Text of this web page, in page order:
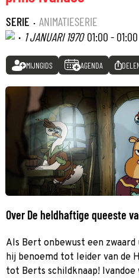
SERIE · ANIMATIESERIE
· 1 JANUARI 1970 01:00 - 01:00
MIJNGIDS AGENDA
Over De heldhaftige queeste
Als Bert onbewust een
hij benoemd tot leider van de
tot Berts schildknaap!